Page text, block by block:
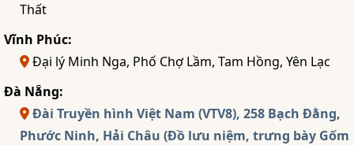
Thất
Vĩnh Phúc:
Đại lý Minh Nga, Phố Chợ Lầm, Tam Hồng, Yên Lạc
Đà Nẵng:
Đài Truyền hình Việt Nam (VTV8), 258 Bạch Đằng,
Phước Ninh, Hải Châu (Đồ lưu niệm, trưng bày Gốm